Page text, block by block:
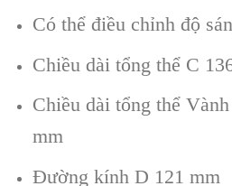
Có thể điều chỉnh độ
Chiều dài tổng thể C
Chiều dài tổng thể
mm
Đường kính D 121 mm